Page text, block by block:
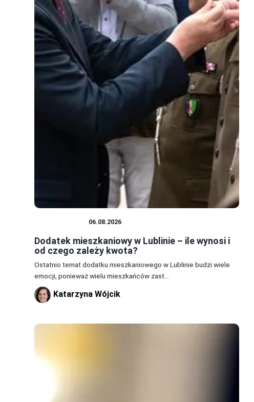
06.08.2026
Dodatek mieszkaniowy w Lublinie – ile wynosi i
od czego zależy kwota?
Ostatnio temat dodatku mieszkaniowego w Lublinie budzi wiele
emocji, ponieważ wielu mieszkańców zast...
Katarzyna Wójcik